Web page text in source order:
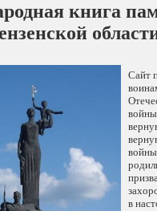
книга
Сайт
в